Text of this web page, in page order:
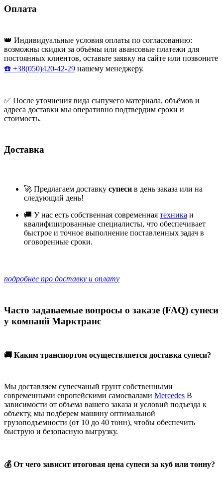
Оплата
👑 Индивидуальные условия оплаты по согласованию:
возможны скидки за объёмы или авансовые платежи для
постоянных клиентов, оставьте заявку на сайте или позвоните
☎️ +38(050)420-42-29 нашему менеджеру.
✅ После уточнения вида сыпучего материала, объёмов и
адреса доставки мы оперативно подтвердим сроки и
стоимость.
Доставка
🚀 Предлагаем доставку супеси в день заказа или на
следующий день!
🚚 У нас есть собственная современная техника и
квалифицированные специалисты, что обеспечивает
быстрое и точное выполнение поставленных задач в
оговоренные сроки.
подробнее про доставку и оплату
Часто задаваемые вопросы о заказе (FAQ) супеси
у компанії Марктранс
🚚 Каким транспортом осуществляется доставка супеси?
Мы доставляем супесчаный грунт собственными
современными европейскими самосвалами Mercedes В
зависимости от объема вашего заказа и условий подъезда к
объекту, мы подберем машину оптимальной
грузоподъемности (от 10 до 40 тонн), чтобы обеспечить
быструю и безопасную выгрузку.
💰 От чего зависит итоговая цена супеси за куб или тонну?